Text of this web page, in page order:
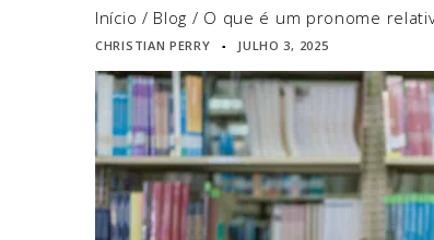
Início / Blog / O que é um pronome
CHRISTIAN PERRY ▪ JULHO 3, 2025